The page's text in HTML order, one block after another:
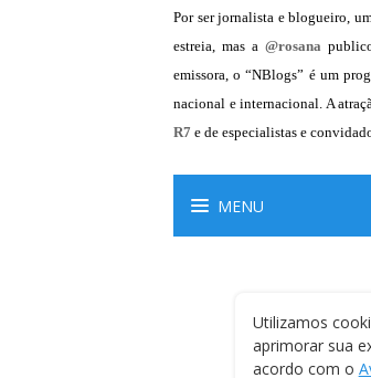
Por ser jornalista e blogueiro,
estreia, mas a @rosana
emissora, o “NBlogs” é um
nacional e internacional. A
R7 e de especialistas e